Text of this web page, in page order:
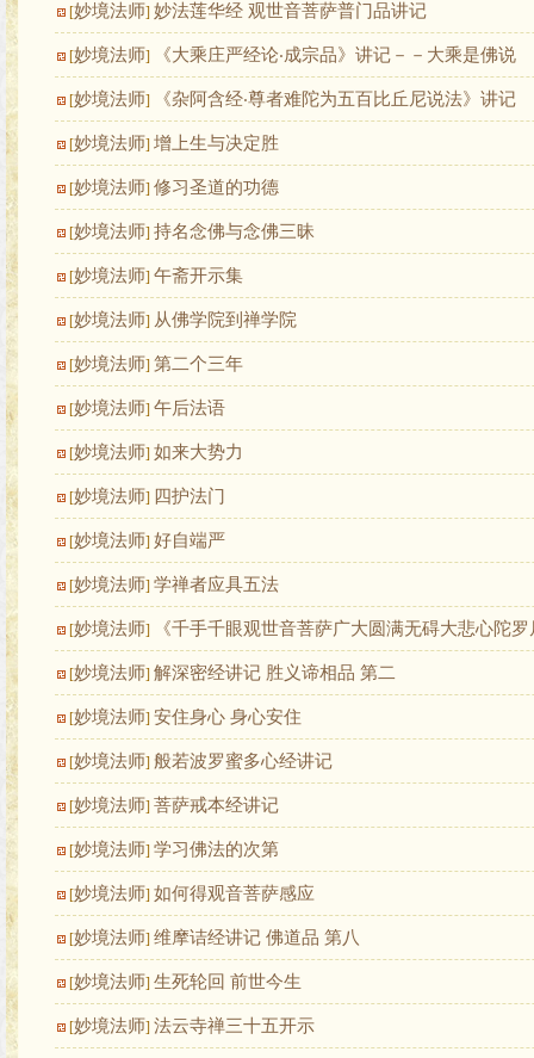
[妙境法师] 妙法莲华经 观世音菩萨普门品讲记
[妙境法师] 《大乘庄严经论‧成宗品》讲记－－大乘是佛说
[妙境法师] 《杂阿含经‧尊者难陀为五百比丘尼说法》讲记
[妙境法师] 增上生与决定胜
[妙境法师] 修习圣道的功德
[妙境法师] 持名念佛与念佛三昧
[妙境法师] 午斋开示集
[妙境法师] 从佛学院到禅学院
[妙境法师] 第二个三年
[妙境法师] 午后法语
[妙境法师] 如来大势力
[妙境法师] 四护法门
[妙境法师] 好自端严
[妙境法师] 学禅者应具五法
[妙境法师] 《千手千眼观世音菩萨广大圆满无碍大悲心陀
[妙境法师] 解深密经讲记 胜义谛相品 第二
[妙境法师] 安住身心 身心安住
[妙境法师] 般若波罗蜜多心经讲记
[妙境法师] 菩萨戒本经讲记
[妙境法师] 学习佛法的次第
[妙境法师] 如何得观音菩萨感应
[妙境法师] 维摩诘经讲记 佛道品 第八
[妙境法师] 生死轮回 前世今生
[妙境法师] 法云寺禅三十五开示